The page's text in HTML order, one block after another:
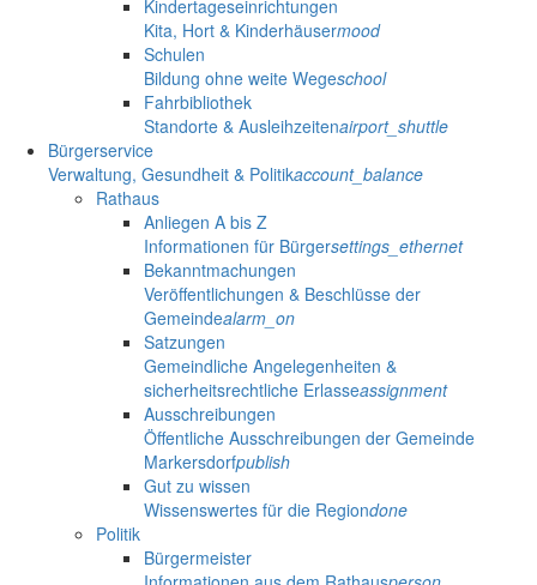
Kindertageseinrichtungen
Kita, Hort & Kinderhäusermood
Schulen
Bildung ohne weite Wegeschool
Fahrbibliothek
Standorte & Ausleihzeitenairport_shuttle
Bürgerservice
Verwaltung, Gesundheit & Politikaccount_balance
Rathaus
Anliegen A bis Z
Informationen für Bürgersettings_ethernet
Bekanntmachungen
Veröffentlichungen & Beschlüsse der
Gemeindealarm_on
Satzungen
Gemeindliche Angelegenheiten &
sicherheitsrechtliche Erlasseassignment
Ausschreibungen
Öffentliche Ausschreibungen der Gemeinde
Markersdorfpublish
Gut zu wissen
Wissenswertes für die Regiondone
Politik
Bürgermeister